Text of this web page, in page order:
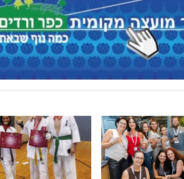
ב-120 מלש"ח תאונה על כביש 89